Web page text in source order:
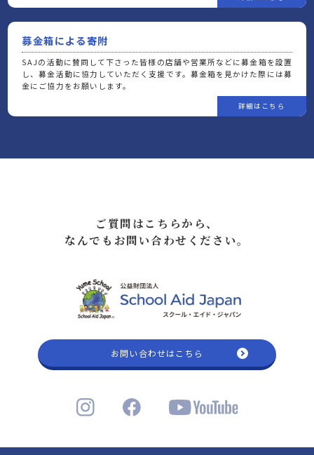
募金箱による寄附
SAJの活動に賛同して下さった皆様の店舗や営業所などに募金箱を設置
し、募金活動に協力していただく支援です。募金箱を見かけた際には募
金にご協力をお願いします。
ご質問はこちらから、
なんでもお問い合わせください。
お問い合わせはこちら